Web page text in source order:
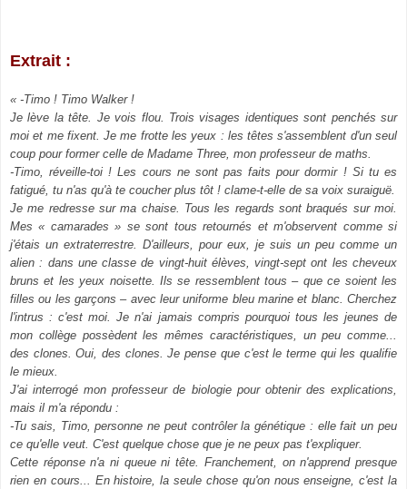
Extrait :
« -Timo ! Timo Walker !
Je lève la tête. Je vois flou. Trois visages identiques sont penchés sur
moi et me fixent. Je me frotte les yeux : les têtes s'assemblent d'un seul
coup pour former celle de Madame Three, mon professeur de maths.
-Timo, réveille-toi ! Les cours ne sont pas faits pour dormir ! Si tu es
fatigué, tu n'as qu'à te coucher plus tôt ! clame-t-elle de sa voix suraiguë.
Je me redresse sur ma chaise. Tous les regards sont braqués sur moi.
Mes « camarades » se sont tous retournés et m'observent comme si
j'étais un extraterrestre. D'ailleurs, pour eux, je suis un peu comme un
alien : dans une classe de vingt-huit élèves, vingt-sept ont les cheveux
bruns et les yeux noisette. Ils se ressemblent tous – que ce soient les
filles ou les garçons – avec leur uniforme bleu marine et blanc. Cherchez
l'intrus : c'est moi. Je n'ai jamais compris pourquoi tous les jeunes de
mon collège possèdent les mêmes caractéristiques, un peu comme...
des clones. Oui, des clones. Je pense que c'est le terme qui les qualifie
le mieux.
J'ai interrogé mon professeur de biologie pour obtenir des explications,
mais il m'a répondu :
-Tu sais, Timo, personne ne peut contrôler la génétique : elle fait un peu
ce qu'elle veut. C'est quelque chose que je ne peux pas t'expliquer.
Cette réponse n'a ni queue ni tête. Franchement, on n'apprend presque
rien en cours... En histoire, la seule chose qu'on nous enseigne, c'est la